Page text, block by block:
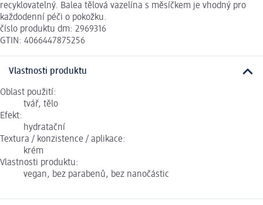
recyklovatelný. Balea tělová vazelína s měsíčkem je vhodný pro
každodenní péči o pokožku.
číslo produktu dm: 2969316
GTIN: 4066447875256
Vlastnosti produktu
Oblast použití:
tvář, tělo
Efekt:
hydratační
Textura / konzistence / aplikace:
krém
Vlastnosti produktu:
vegan, bez parabenů, bez nanočástic